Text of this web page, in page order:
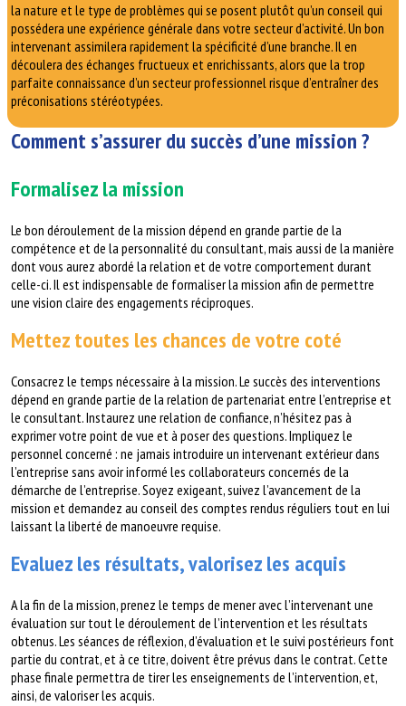
la nature et le type de problèmes qui se posent plutôt qu’un conseil qui
possédera une expérience générale dans votre secteur d’activité. Un bon
intervenant assimilera rapidement la spécificité d’une branche. Il en
découlera des échanges fructueux et enrichissants, alors que la trop
parfaite connaissance d’un secteur professionnel risque d’entraîner des
préconisations stéréotypées.
Comment s’assurer du succès d’une mission ?
Formalisez la mission
Le bon déroulement de la mission dépend en grande partie de la
compétence et de la personnalité du consultant, mais aussi de la manière
dont vous aurez abordé la relation et de votre comportement durant
celle-ci. Il est indispensable de formaliser la mission afin de permettre
une vision claire des engagements réciproques.
Mettez toutes les chances de votre coté
Consacrez le temps nécessaire à la mission. Le succès des interventions
dépend en grande partie de la relation de partenariat entre l’entreprise et
le consultant. Instaurez une relation de confiance, n’hésitez pas à
exprimer votre point de vue et à poser des questions. Impliquez le
personnel concerné : ne jamais introduire un intervenant extérieur dans
l’entreprise sans avoir informé les collaborateurs concernés de la
démarche de l’entreprise. Soyez exigeant, suivez l’avancement de la
mission et demandez au conseil des comptes rendus réguliers tout en lui
laissant la liberté de manoeuvre requise.
Evaluez les résultats, valorisez les acquis
A la fin de la mission, prenez le temps de mener avec l’intervenant une
évaluation sur tout le déroulement de l’intervention et les résultats
obtenus. Les séances de réflexion, d’évaluation et le suivi postérieurs font
partie du contrat, et à ce titre, doivent être prévus dans le contrat. Cette
phase finale permettra de tirer les enseignements de l’intervention, et,
ainsi, de valoriser les acquis.